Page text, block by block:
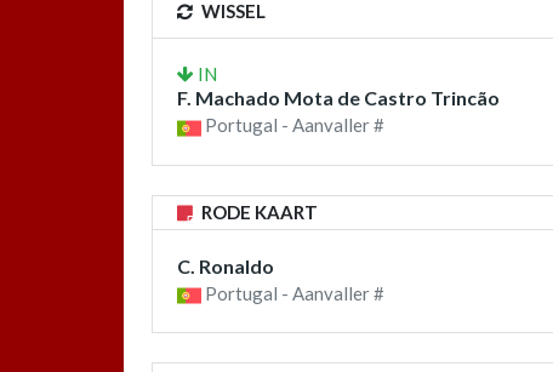
WISSEL
IN
F. Machado Mota de Castro Trincão
Portugal - Aanvaller #
RODE KAART
C. Ronaldo
Portugal - Aanvaller #